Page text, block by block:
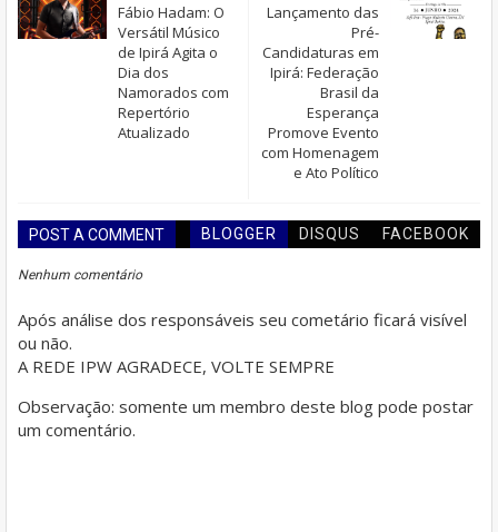
Lançamento das
Pré-
Candidaturas em
Ipirá: Federação
Brasil da
Esperança
Promove Evento
com Homenagem
e Ato Político
Fábio Hadam: O
Versátil Músico
de Ipirá Agita o
Dia dos
Namorados com
Repertório
Atualizado
POST A COMMENT BLOGGER DISQUS FACEBOOK
Nenhum comentário
Após análise dos responsáveis seu cometário ficará visível
ou não.
A REDE IPW AGRADECE, VOLTE SEMPRE
Observação: somente um membro deste blog pode postar
um comentário.